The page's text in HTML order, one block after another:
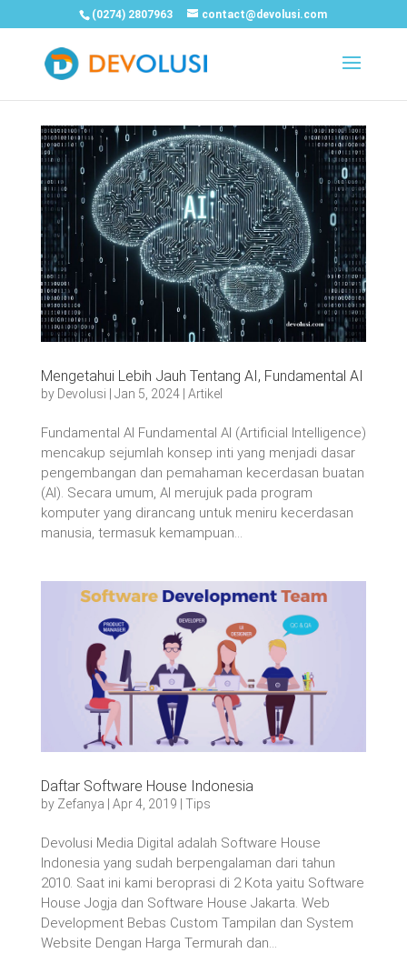
(0274) 2807963 contact@devolusi.com
Mengetahui Lebih Jauh Tentang AI, Fundamental AI
by Devolusi Jan 5, 2024| Artikel
Fundamental AI Fundamental AI (Artificial Intelligence)
mencakup sejumlah konsep inti yang menjadi dasar
pengembangan dan pemahaman kecerdasan buatan
(AI). Secara umum, AI merujuk pada program
komputer yang dirancang untuk meniru kecerdasan
manusia, termasuk kemampuan...
Daftar Software House Indonesia
by Zefanya Apr 4, 2019 Tips
Devolusi Media Digital adalah Software House
Indonesia yang sudah berpengalaman dari tahun
2010. Saat ini kami beroprasi di 2 Kota yaitu Software
House Jogja dan Software House Jakarta. Web
Development Bebas Custom Tampilan dan System
Website Dengan Harga Termurah dan...